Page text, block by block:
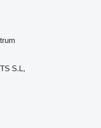
S.L,